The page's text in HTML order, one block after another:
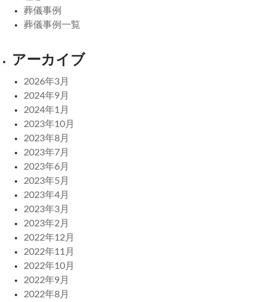
葬儀事例
葬儀事例一覧
アーカイブ
2026年3月
2024年9月
2024年1月
2023年10月
2023年8月
2023年7月
2023年6月
2023年5月
2023年4月
2023年3月
2023年2月
2022年12月
2022年11月
2022年10月
2022年9月
2022年8月